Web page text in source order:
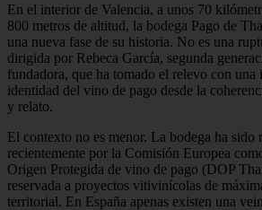
En el interior de Valencia, a unos 70
800 metros de altitud, la bodega Pago de
una nueva fase de su historia. No es una
dirigida por Rebeca García, segunda
fundadora, que ha tomado el relevo con una
identidad del vino de pago desde la
y relato.
El contexto no es menor. La bodega ha sido
recientemente por la Comisión Europea
Origen Protegida de vino de pago (DOP
reservada a proyectos vitivinícolas de
territorial. En España apenas existen una